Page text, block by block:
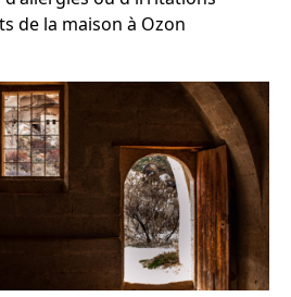
de la maison à Ozon